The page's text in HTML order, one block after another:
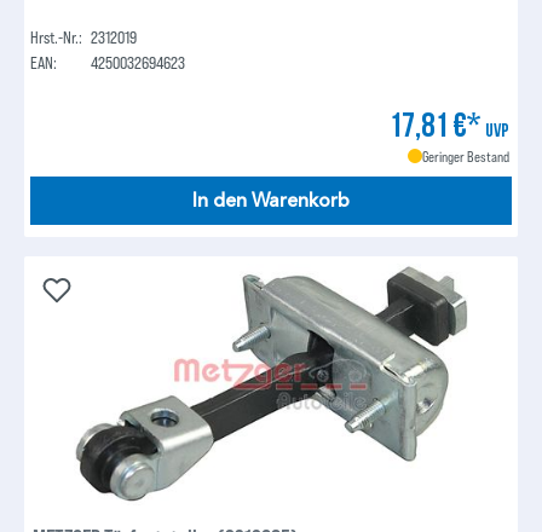
Hrst.-Nr.: 2312019
EAN:
4250032694623
17,81 €* UVP
Geringer Bestand
In den Warenkorb